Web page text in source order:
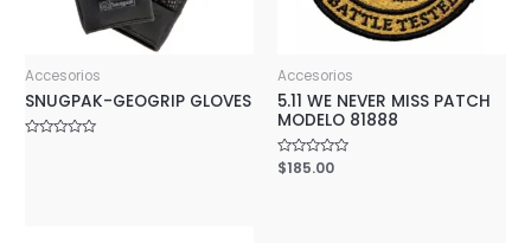
Accesorios
SNUGPAK-GEOGRIP GLOVES
Accesorios
5.11 WE NEVER MISS PATCH
MODELO 81888
Rated
0
$185.00